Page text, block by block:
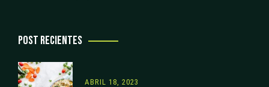
POST RECIENTES
ABRIL 18, 2023